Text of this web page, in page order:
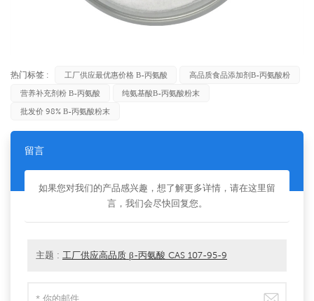
热门标签 : 工厂供应最优惠价格 Β-丙氨酸
高品质食品添加剂β-丙氨酸粉
营养补充剂粉 Β-丙氨酸
纯氨基酸β-丙氨酸粉末
批发价 98% Β-丙氨酸粉末
留言
如果您对我们的产品感兴趣，想了解更多详情，请在这里留
言，我们会尽快回复您。
主题 : 工厂供应高品质 β-丙氨酸 CAS 107-95-9